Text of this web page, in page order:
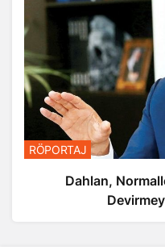
RÖPORTAJ
Dahlan,